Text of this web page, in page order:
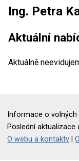
Ing. Petra
Aktuální
Aktuálně
Informace o
Poslední aktualizace
O webu a kontakty |